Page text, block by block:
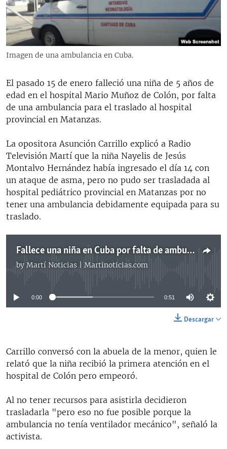
RADIO MARTÍ
ESPECIALES
ESPECIALES
SER VIEJO EN CUBA
KENTU-CUBANO
LOS SANTOS DE HIALEAH
LA INVASIÓN DE RUSIA A UCRANIA
MULTIMEDIA
SÍGUENOS
Imagen de una ambulancia en Cuba.
El pasado 15 de enero falleció una niña de 5 años de
edad en el hospital Mario Muñoz de Colón, por falta
de una ambulancia para el traslado al hospital
provincial en Matanzas.
La opositora Asunción Carrillo explicó a Radio
Televisión Martí que la niña Nayelis de Jesús
Montalvo Hernández había ingresado el día 14 con
un ataque de asma, pero no pudo ser trasladada al
hospital pediátrico provincial en Matanzas por no
tener una ambulancia debidamente equipada para su
traslado.
Fallece una niña en Cuba por falta de ambulancia oara traslado a hospital
by Martí Noticias | Martinoticias.com
No media source currently available
0:00 0:51
Descargar
Carrillo conversó con la abuela de la menor, quien le
relató que la niña recibió la primera atención en el
hospital de Colón pero empeoró.
Al no tener recursos para asistirla decidieron
trasladarla "pero eso no fue posible porque la
ambulancia no tenía ventilador mecánico", señaló la
activista.